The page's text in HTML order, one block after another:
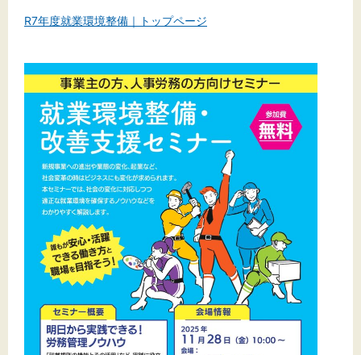
黒 白 黄
R7年度就業環境整備｜トップページ